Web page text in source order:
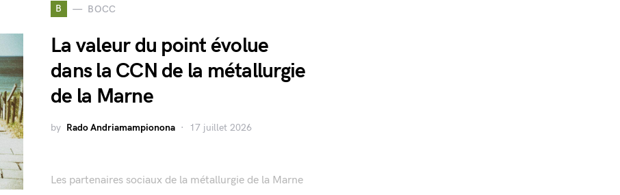
B BOCC
La valeur du point évolue
dans la CCN de la métallurgie
de la Marne
by Rado Andriamampionona 17 juillet 2026
Les partenaires sociaux de la métallurgie de la Marne